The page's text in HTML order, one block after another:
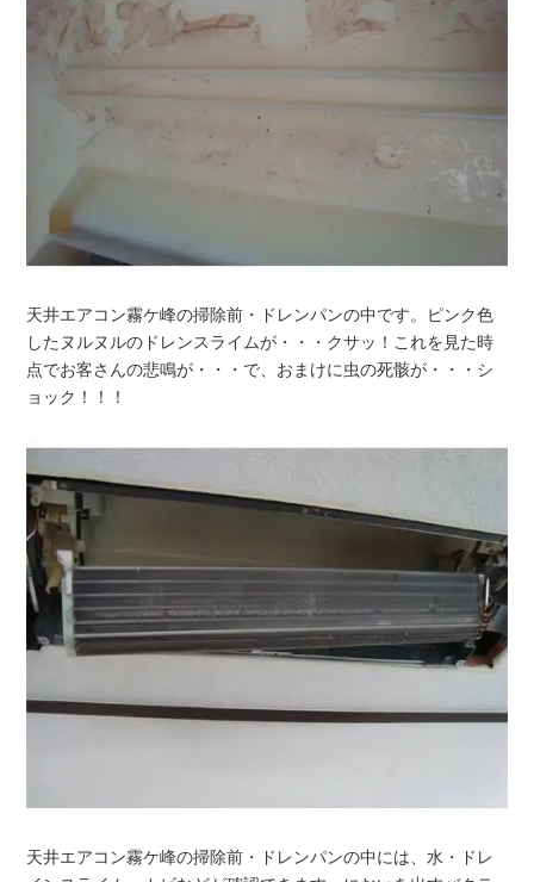
天井エアコン霧ケ峰の掃除前・ドレンパンの中です。ピンク色
したヌルヌルのドレンスライムが・・・クサッ！これを見た時
点でお客さんの悲鳴が・・・で、おまけに虫の死骸が・・・シ
ョック！！！
天井エアコン霧ケ峰の掃除前・ドレンパンの中には、水・ドレ